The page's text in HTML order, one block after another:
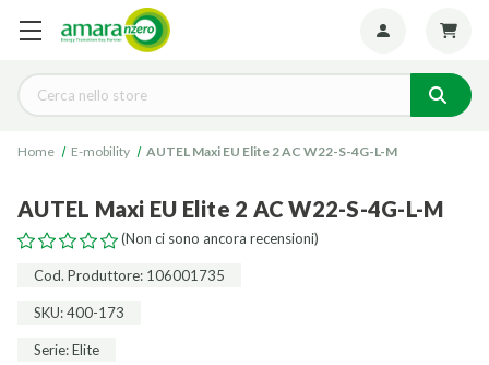
Cerca
Home E-mobility AUTEL Maxi EU Elite 2 AC W22-S-4G-L-M
AUTEL Maxi EU Elite 2 AC W22-S-4G-L-M
(Non ci sono ancora recensioni)
Cod. Produttore: 106001735
SKU: 400-173
Serie: Elite